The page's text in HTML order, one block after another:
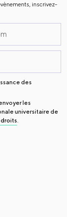
inscrivez-
des
les
universitaire de
droits.